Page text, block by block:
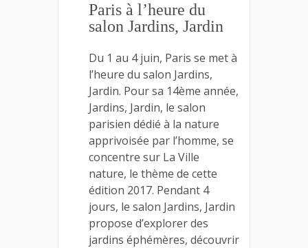
Paris à l’heure du
salon Jardins, Jardin
Du 1 au 4 juin, Paris se met à
l’heure du salon Jardins,
Jardin. Pour sa 14ème année,
Jardins, Jardin, le salon
parisien dédié à la nature
apprivoisée par l’homme, se
concentre sur La Ville
nature, le thème de cette
édition 2017. Pendant 4
jours, le salon Jardins, Jardin
propose d’explorer des
jardins éphémères, découvrir